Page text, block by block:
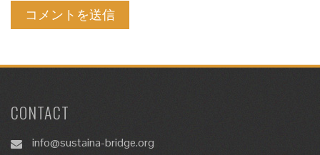
CONTACT
info@sustaina-bridge.org